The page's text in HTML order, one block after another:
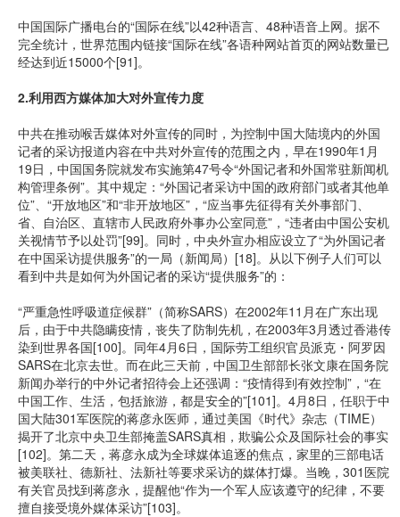
中国国际广播电台的“国际在线”以42种语言、48种语音上网。据不
完全统计，世界范围内链接“国际在线”各语种网站首页的网站数量已
经达到近15000个[91]。
2.利用西方媒体加大对外宣传力度
中共在推动喉舌媒体对外宣传的同时，为控制中国大陆境内的外国
记者的采访报道内容在中共对外宣传的范围之内，早在1990年1月
19日，中国国务院就发布实施第47号令“外国记者和外国常驻新闻机
构管理条例”。其中规定：“外国记者采访中国的政府部门或者其他单
位”、“开放地区”和“非开放地区”，“应当事先征得有关外事部门、
省、自治区、直辖市人民政府外事办公室同意”，“违者由中国公安机
关视情节予以处罚”[99]。同时，中央外宣办相应设立了“为外国记者
在中国采访提供服务”的一局（新闻局）[18]。从以下例子人们可以
看到中共是如何为外国记者的采访“提供服务”的：
“严重急性呼吸道症候群”（简称SARS）在2002年11月在广东出现
后，由于中共隐瞒疫情，丧失了防制先机，在2003年3月透过香港传
染到世界各国[100]。同年4月6日，国际劳工组织官员派克・阿罗因
SARS在北京去世。而在此三天前，中国卫生部部长张文康在国务院
新闻办举行的中外记者招待会上还强调：“疫情得到有效控制”，“在
中国工作、生活，包括旅游，都是安全的”[101]。4月8日，任职于中
国大陆301军医院的蒋彦永医师，通过美国《时代》杂志（TIME）
揭开了北京中央卫生部掩盖SARS真相，欺骗公众及国际社会的事实
[102]。第二天，蒋彦永成为全球媒体追逐的焦点，家里的三部电话
被美联社、德新社、法新社等要求采访的媒体打爆。当晚，301医院
有关官员找到蒋彦永，提醒他“作为一个军人应该遵守的纪律，不要
擅自接受境外媒体采访”[103]。